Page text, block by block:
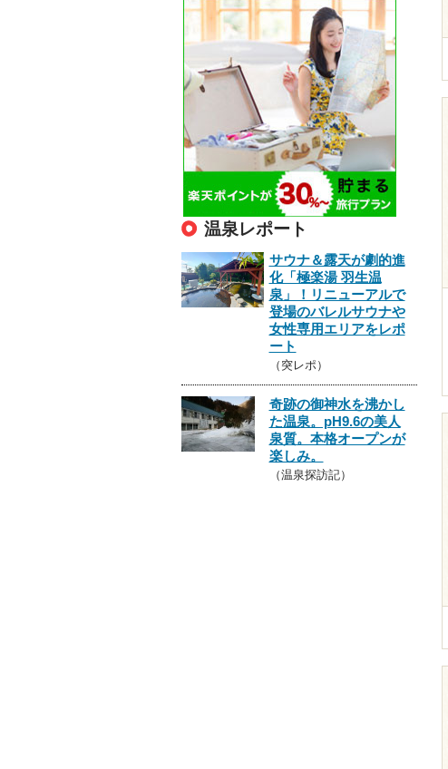
温泉レポート
サウナ＆露天が劇的進
化「極楽湯 羽生温
泉」！リニューアルで
登場のバレルサウナや
女性専用エリアをレポ
ート
（突レポ）
奇跡の御神水を沸かし
た温泉。pH9.6の美人
泉質。本格オープンが
楽しみ。
（温泉探訪記）